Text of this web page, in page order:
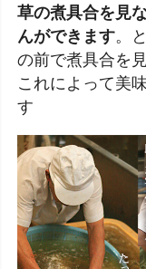
草の煮具合を見
んができます。
の前で煮具合を
これによって美
す